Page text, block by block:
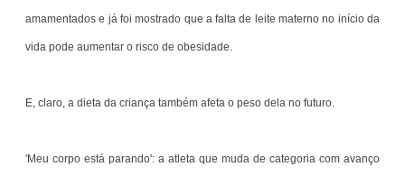
amamentados e já foi mostrado que a falta de leite materno no início da
vida pode aumentar o risco de obesidade.
E, claro, a dieta da criança também afeta o peso dela no futuro.
'Meu corpo está parando': a atleta que muda de categoria com avanço